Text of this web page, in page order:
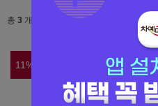
총 3 개
11%